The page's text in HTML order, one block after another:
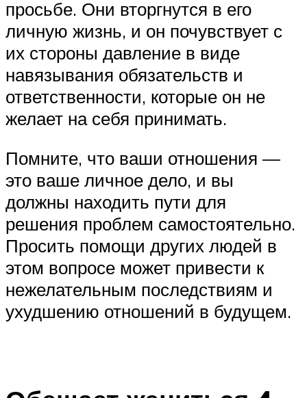
просьбе. Они вторгнутся в его
личную жизнь, и он почувствует с
их стороны давление в виде
навязывания обязательств и
ответственности, которые он не
желает на себя принимать.
Помните, что ваши отношения —
это ваше личное дело, и вы
должны находить пути для
решения проблем самостоятельно.
Просить помощи других людей в
этом вопросе может привести к
нежелательным последствиям и
ухудшению отношений в будущем.